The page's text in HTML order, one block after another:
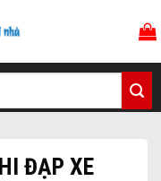
ĐẠP XE